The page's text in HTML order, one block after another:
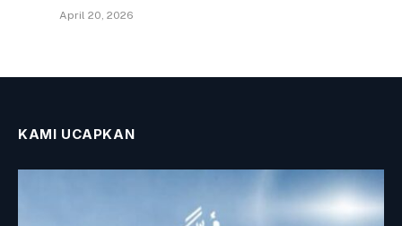
April 20, 2026
KAMI UCAPKAN